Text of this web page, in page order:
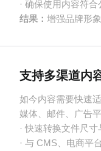
· 确保使用内容符
结果：增强品牌形
支持多渠道内
如今内容需要快速
媒体、邮件、广告
· 快速转换文件尺寸
· 与 CMS、电商平